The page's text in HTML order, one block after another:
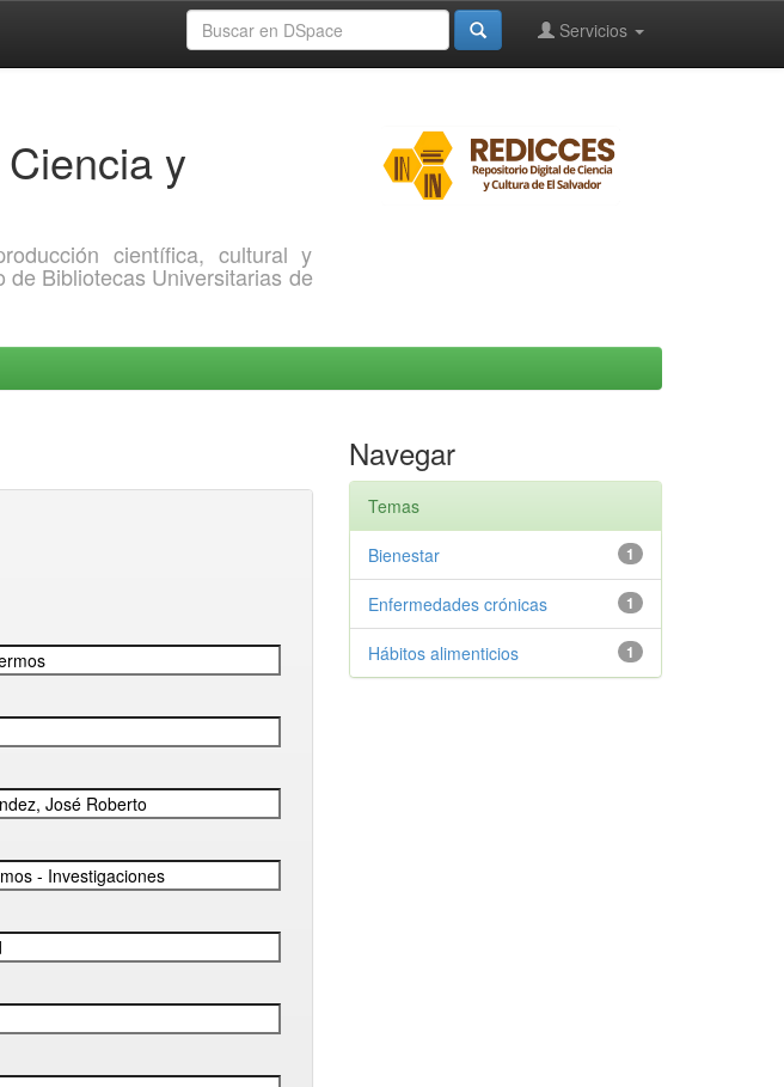
Servicios
y
científica, cultural y
Bibliotecas Universitarias de
Navegar
Temas
1
Bienestar
1
Enfermedades crónicas
1
Hábitos alimenticios